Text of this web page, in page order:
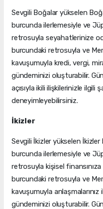
Sevgili Boğalar yükselen
burcunda ilerlemesiyle ve
retrosuyla seyahatlerinize
burcundaki retrosuyla ve
kavuşumuyla kredi, vergi,
gündeminizi oluşturabilir.
açısıyla ikili ilişkilerinizle ilgili
deneyimleyebilirsiniz.
İkizler
Sevgili İkizler yükselen İkizler
burcunda ilerlemesiyle ve
retrosuyla kişisel
burcundaki retrosuyla ve
kavuşumuyla
gündeminizi oluşturabilir.